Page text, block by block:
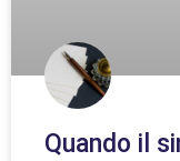
Quando il